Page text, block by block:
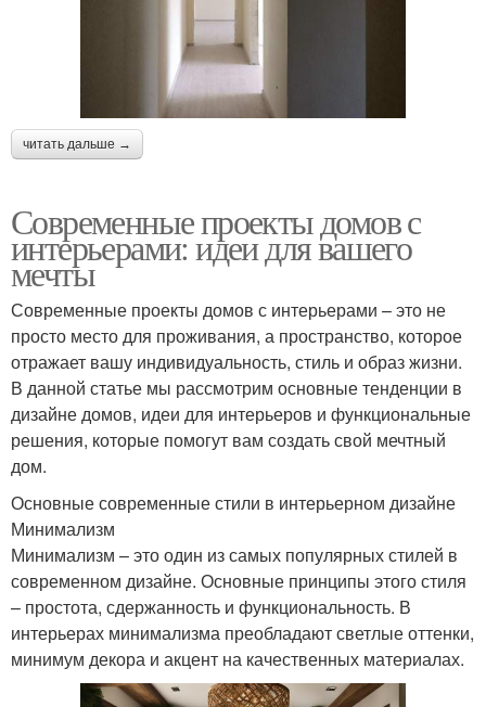
читать дальше →
Современные проекты домов с
интерьерами: идеи для вашего
мечты
Современные проекты домов с интерьерами – это не
просто место для проживания, а пространство, которое
отражает вашу индивидуальность, стиль и образ жизни.
В данной статье мы рассмотрим основные тенденции в
дизайне домов, идеи для интерьеров и функциональные
решения, которые помогут вам создать свой мечтный
дом.
Основные современные стили в интерьерном дизайне
Минимализм
Минимализм – это один из самых популярных стилей в
современном дизайне. Основные принципы этого стиля
– простота, сдержанность и функциональность. В
интерьерах минимализма преобладают светлые оттенки,
минимум декора и акцент на качественных материалах.